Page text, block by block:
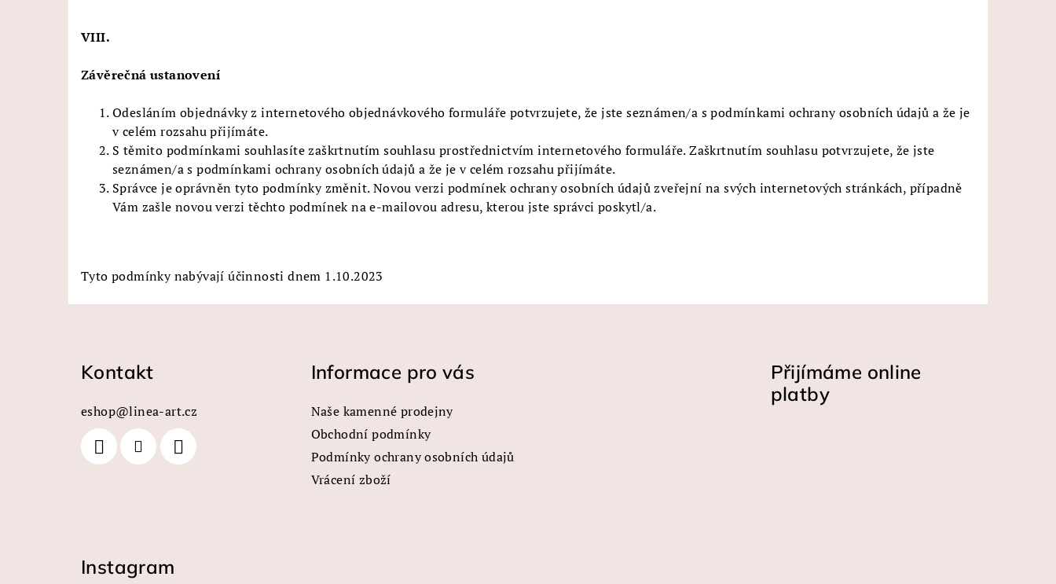
VIII.
Závěrečná ustanovení
Odesláním objednávky z internetového objednávkového formuláře potvrzujete, že jste seznámen/a s podmínkami ochrany osobních údajů a že je
v celém rozsahu přijímáte.
S těmito podmínkami souhlasíte zaškrtnutím souhlasu prostřednictvím internetového formuláře. Zaškrtnutím souhlasu potvrzujete, že jste
seznámen/a s podmínkami ochrany osobních údajů a že je v celém rozsahu přijímáte.
Správce je oprávněn tyto podmínky změnit. Novou verzi podmínek ochrany osobních údajů zveřejní na svých internetových stránkách, případně
Vám zašle novou verzi těchto podmínek na e-mailovou adresu, kterou jste správci poskytl/a.
Tyto podmínky nabývají účinnosti dnem 1.10.2023
Kontakt
eshop@linea-art.cz
Informace pro vás
Naše kamenné prodejny
Obchodní podmínky
Podmínky ochrany osobních údajů
Vrácení zboží
Přijímáme online
platby
Instagram